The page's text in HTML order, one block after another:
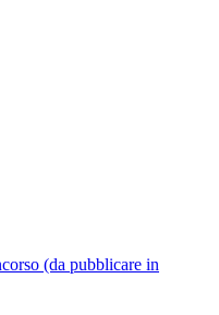
(da pubblicare in